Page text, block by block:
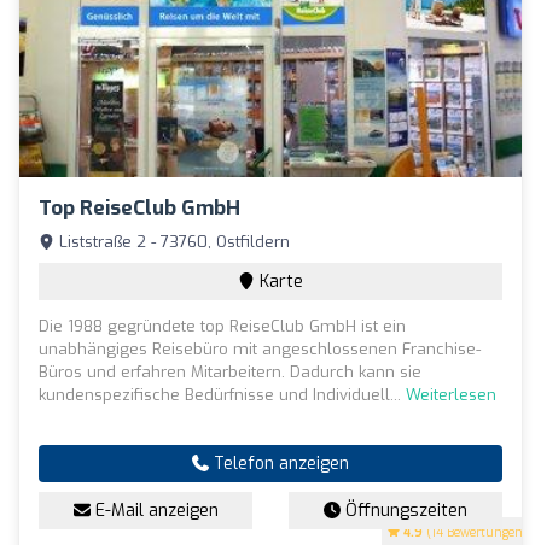
Top ReiseClub GmbH
4.9 (14 Bewertungen)
Liststraße 2 - 73760, Ostfildern
Karte
Die 1988 gegründete top ReiseClub GmbH ist ein
unabhängiges Reisebüro mit angeschlossenen Franchise-
Büros und erfahren Mitarbeitern. Dadurch kann sie
kundenspezifische Bedürfnisse und Individuell... Weiterlesen
Telefon anzeigen
E-Mail anzeigen Öffnungszeiten